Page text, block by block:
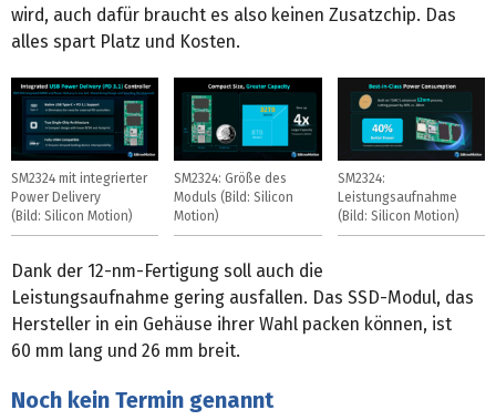
wird, auch dafür braucht es also keinen Zusatzchip. Das
alles spart Platz und Kosten.
SM2324 mit integrierter
Power Delivery
(Bild: Silicon Motion)
SM2324: Größe des
Moduls (Bild: Silicon
Motion)
SM2324:
Leistungsaufnahme
(Bild: Silicon Motion)
Dank der 12-nm-Fertigung soll auch die
Leistungsaufnahme gering ausfallen. Das SSD-Modul, das
Hersteller in ein Gehäuse ihrer Wahl packen können, ist
60 mm lang und 26 mm breit.
Noch kein Termin genannt